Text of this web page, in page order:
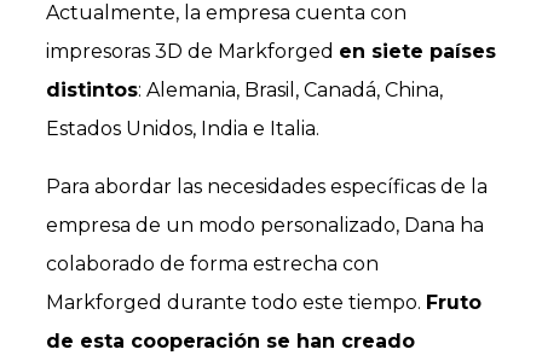
Actualmente, la empresa cuenta con
impresoras 3D de Markforged en siete países
distintos: Alemania, Brasil, Canadá, China,
Estados Unidos, India e Italia.
Para abordar las necesidades específicas de la
empresa de un modo personalizado, Dana ha
colaborado de forma estrecha con
Markforged durante todo este tiempo. Fruto
de esta cooperación se han creado